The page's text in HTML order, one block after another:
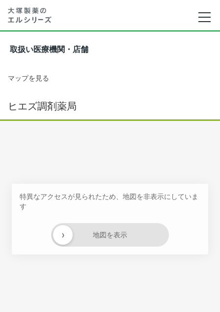
取扱い医療機関・店舗
マップを見る
ヒエズ調剤薬局
特異なアクセスが見られたため、地図を非表示にしていま
す
地図を表示
›